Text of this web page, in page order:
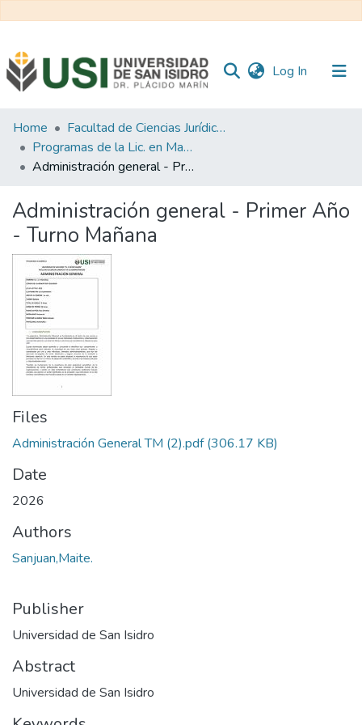
Log In (current)
Communities
&
Collections
Statistics
Home
Facultad de Ciencias Jurídicas y de la Administración
Programas de la Lic. en Marketing
Administración general - Primer Año - Turno Mañana
Administración general - Primer Año
- Turno Mañana
Files
Administración General TM (2).pdf(306.17 KB)
Date
2026
Authors
Sanjuan,Maite.
Publisher
Universidad de San Isidro
Abstract
Universidad de San Isidro